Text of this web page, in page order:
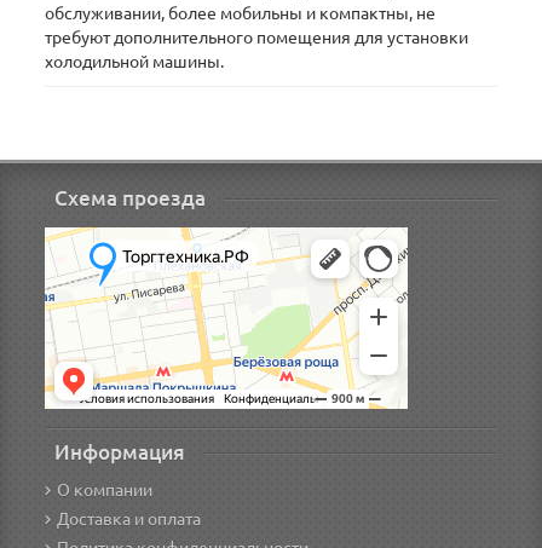
обслуживании, более мобильны и компактны, не
требуют дополнительного помещения для установки
холодильной машины.
Схема проезда
Информация
О компании
Доставка и оплата